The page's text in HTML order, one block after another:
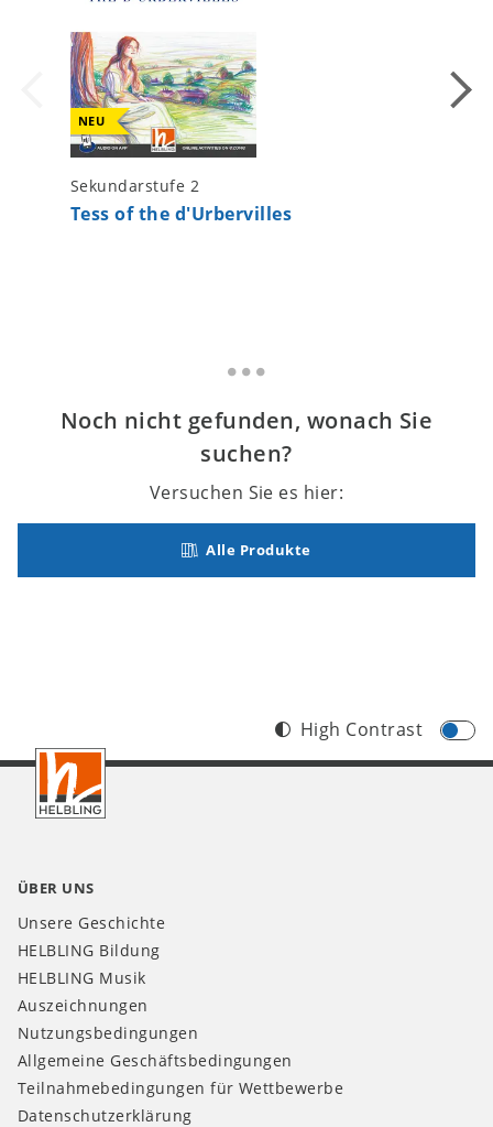
NEU
Sekundarstufe 2
Tess of the d'Urbervilles
Noch nicht gefunden, wonach Sie
suchen?
Versuchen Sie es hier:
Alle Produkte
Footer
DE
High Contrast
ÜBER UNS
Unsere Geschichte
HELBLING Bildung
HELBLING Musik
Auszeichnungen
Nutzungsbedingungen
Allgemeine Geschäftsbedingungen
Teilnahmebedingungen für Wettbewerbe
Datenschutzerklärung